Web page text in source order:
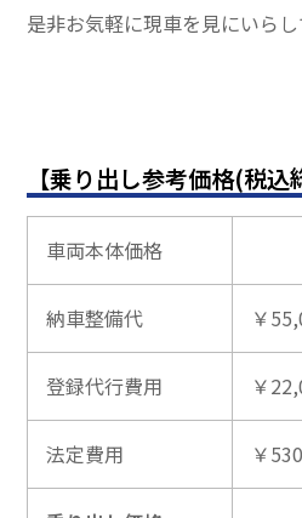
是非お気軽に現車を見にいらし
【乗り出し参考価格(税込
車両本体価格
納車整備代 ￥
登録代行費用 ￥
法定費用 ￥530